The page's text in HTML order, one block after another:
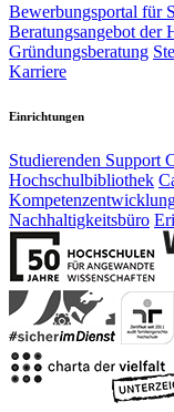
Bewerbungsportal für
Beratungsangebot der
Gründungsberatung
Karriere
Einrichtungen
Studierenden Support
Hochschulbibliothek
Nachhaltigkeitsbüro